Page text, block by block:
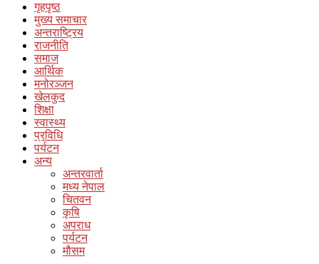
गृहपृष्ठ
मुख्य समाचार
अन्तराष्ट्रिय
राजनीति
समाज
आर्थिक
मनोरञ्जन
खेलकुद
शिक्षा
स्वास्थ्य
प्रविधि
पर्यटन
अन्य
अन्तरवार्ता
मध्य नेपाल
चितवन
कृषि
अपराध
पर्यटन
मौसम